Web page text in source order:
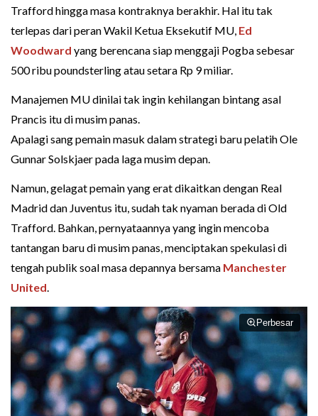
Trafford hingga masa kontraknya berakhir. Hal itu tak
terlepas dari peran Wakil Ketua Eksekutif MU, Ed
Woodward yang berencana siap menggaji Pogba sebesar
500 ribu poundsterling atau setara Rp 9 miliar.
Manajemen MU dinilai tak ingin kehilangan bintang asal
Prancis itu di musim panas.
Apalagi sang pemain masuk dalam strategi baru pelatih Ole
Gunnar Solskjaer pada laga musim depan.
Namun, gelagat pemain yang erat dikaitkan dengan Real
Madrid dan Juventus itu, sudah tak nyaman berada di Old
Trafford. Bahkan, pernyataannya yang ingin mencoba
tantangan baru di musim panas, menciptakan spekulasi di
tengah publik soal masa depannya bersama Manchester
United.
Perbesar